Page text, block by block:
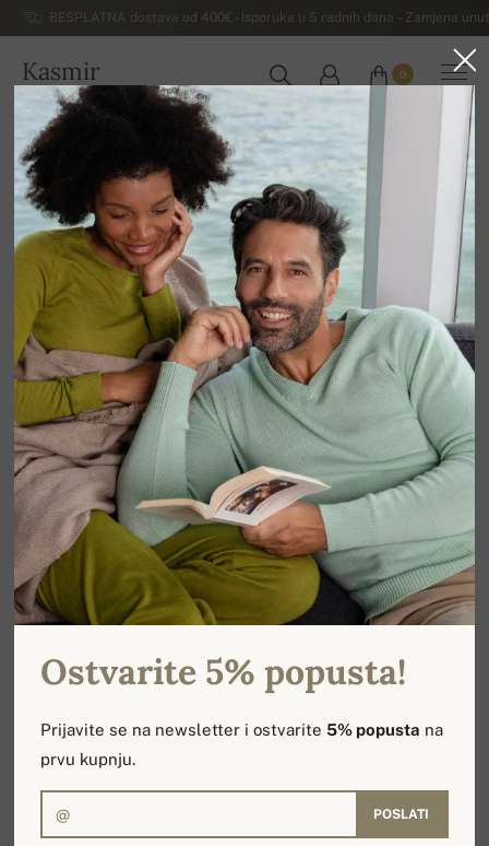
BESPLATNA dostava od 400€ - Isporuka u 5 radnih dana – Zamjena
Kasmir
HRVATSKA
0
Kuća
Luksuzni ženski džemperi od kašmira
Ženski džemperi od kašmira s V-izrezom
Ostvarite 5% popusta!
Prijavite se na newsletter i ostvarite5% popusta na
prvu kupnju.
POSLATI